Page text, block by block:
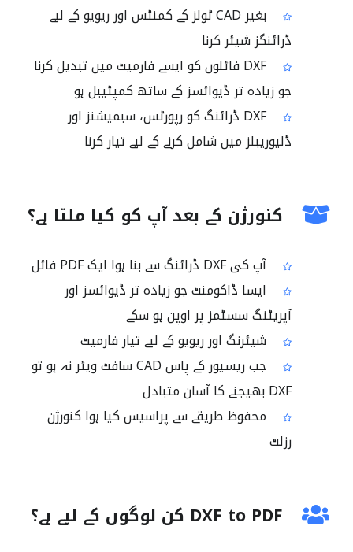
بغیر CAD ٹولز کے کمنٹس اور ریویو کے لیے
ڈرائنگز شیئر کرنا
DXF فائلوں کو ایسے فارمیٹ میں تبدیل کرنا
جو زیادہ تر ڈیوائسز کے ساتھ کمپٹیبل ہو
DXF ڈرائنگ کو رپورٹس، سبمیشنز اور
ڈلیوریبلز میں شامل کرنے کے لیے تیار کرنا
کنورژن کے بعد آپ کو کیا ملتا ہے؟
آپ کی DXF ڈرائنگ سے بنا ہوا ایک PDF فائل
ایسا ڈاکومنٹ جو زیادہ تر ڈیوائسز اور
آپریٹنگ سسٹمز پر اوپن ہو سکے
شیئرنگ اور ریویو کے لیے تیار فارمیٹ
جب ریسیور کے پاس CAD سافٹ ویئر نہ ہو تو
DXF بھیجنے کا آسان متبادل
محفوظ طریقے سے پراسیس کیا ہوا کنورژن
رزلٹ
DXF to PDF کن لوگوں کے لیے ہے؟